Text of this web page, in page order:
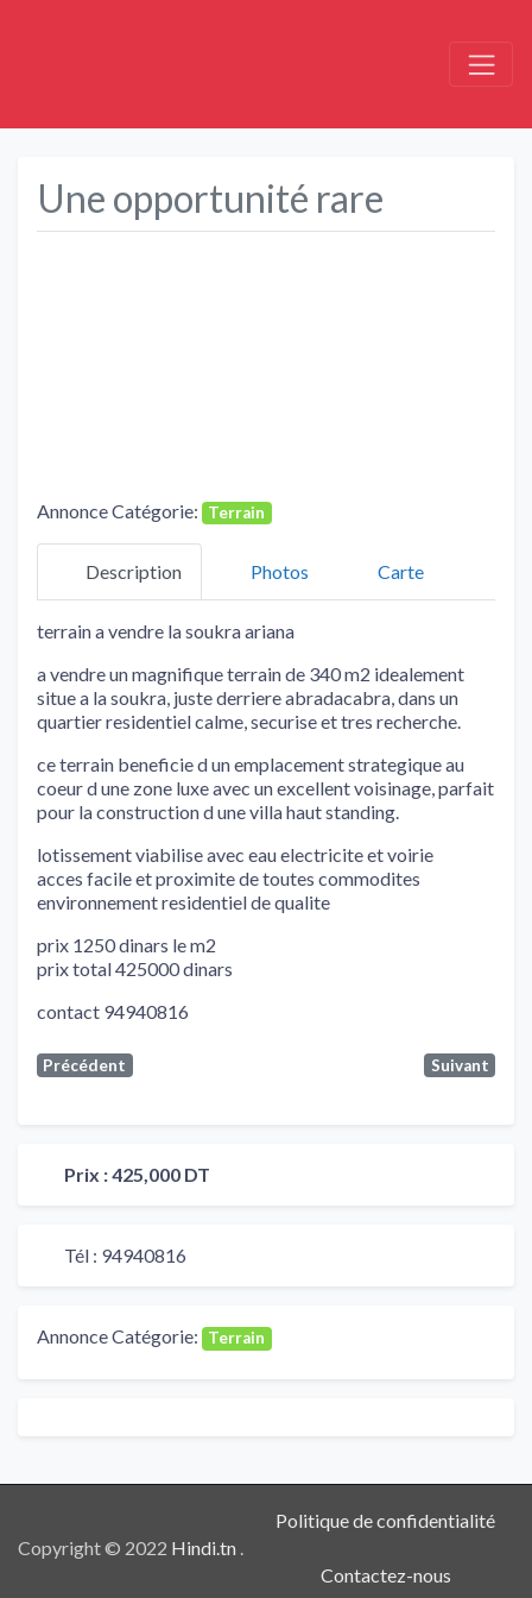
Une opportunité rare
Annonce Catégorie: Terrain
Description Photos Carte
terrain a vendre la soukra ariana
a vendre un magnifique terrain de 340 m2 idealement
situe a la soukra, juste derriere abradacabra, dans un
quartier residentiel calme, securise et tres recherche.
ce terrain beneficie d un emplacement strategique au
coeur d une zone luxe avec un excellent voisinage, parfait
pour la construction d une villa haut standing.
lotissement viabilise avec eau electricite et voirie
acces facile et proximite de toutes commodites
environnement residentiel de qualite
prix 1250 dinars le m2
prix total 425000 dinars
contact 94940816
Précédent Suivant
Prix :425,000 DT
Tél : 94940816
Annonce Catégorie: Terrain
Copyright © 2022 Hindi.tn .
Politique de confidentialité
Contactez-nous